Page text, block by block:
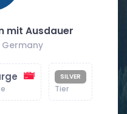
mit Ausdauer
SILVER
Tier